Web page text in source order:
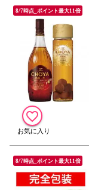
8/7時点_ポイント最大11倍
8/7時点_ポイント最大11倍